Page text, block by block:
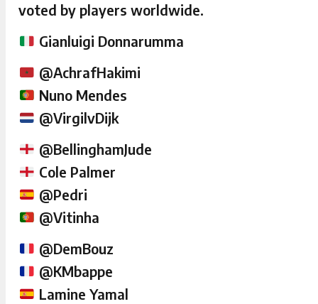
voted by players worldwide.
Gianluigi Donnarumma
@AchrafHakimi
Nuno Mendes
@VirgilvDijk
@BellinghamJude
Cole Palmer
@Pedri
@Vitinha
@DemBouz
@KMbappe
Lamine Yamal